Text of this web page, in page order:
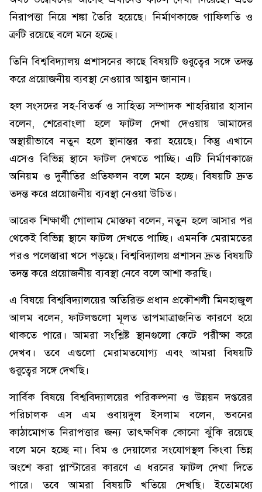
নিরাপত্তা নিয়ে শঙ্কা তৈরি হয়েছে। নির্মাণকাজে গাফিলতি ও
ত্রুটি রয়েছে বলে মনে হচ্ছে।
তিনি বিশ্ববিদ্যালয় প্রশাসনের কাছে বিষয়টি গুরুত্বের সঙ্গে তদন্ত
করে প্রয়োজনীয় ব্যবস্থা নেওয়ার আহ্বান জানান।
হল সংসদের সহ-বিতর্ক ও সাহিত্য সম্পাদক শাহরিয়ার হাসান
বলেন, শেরেবাংলা হলে ফাটল দেখা দেওয়ায় আমাদের
অস্থায়ীভাবে নতুন হলে স্থানান্তর করা হয়েছে। কিন্তু এখানে
এসেও বিভিন্ন স্থানে ফাটল দেখতে পাচ্ছি। এটি নির্মাণকাজে
অনিয়ম ও দুর্নীতির প্রতিফলন বলে মনে হচ্ছে। বিষয়টি দ্রুত
তদন্ত করে প্রয়োজনীয় ব্যবস্থা নেওয়া উচিত।
আরেক শিক্ষার্থী গোলাম মোস্তফা বলেন, নতুন হলে আসার পর
থেকেই বিভিন্ন স্থানে ফাটল দেখতে পাচ্ছি। এমনকি মেরামতের
পরও পলেস্তারা খসে পড়ছে। বিশ্ববিদ্যালয় প্রশাসন দ্রুত বিষয়টি
তদন্ত করে প্রয়োজনীয় ব্যবস্থা নেবে বলে আশা করছি।
এ বিষয়ে বিশ্ববিদ্যালয়ের অতিরিক্ত প্রধান প্রকৌশলী মিনহাজুল
আলম বলেন, ফাটলগুলো মূলত তাপমাত্রাজনিত কারণে হয়ে
থাকতে পারে। আমরা সংশ্লিষ্ট স্থানগুলো কেটে পরীক্ষা করে
দেখব। তবে এগুলো মেরামতযোগ্য এবং আমরা বিষয়টি
গুরুত্বের সঙ্গে দেখছি।
সার্বিক বিষয়ে বিশ্ববিদ্যালয়ের পরিকল্পনা ও উন্নয়ন দপ্তরের
পরিচালক এস এম ওবায়দুল ইসলাম বলেন, ভবনের
কাঠামোগত নিরাপত্তার জন্য তাৎক্ষণিক কোনো ঝুঁকি রয়েছে
বলে মনে হচ্ছে না। বিম ও দেয়ালের সংযোগস্থল কিংবা ভিন্ন
অংশে করা প্লাস্টারের কারণে এ ধরনের ফাটল দেখা দিতে
পারে। তবে আমরা বিষয়টি খতিয়ে দেখছি। ইতোমধ্যে